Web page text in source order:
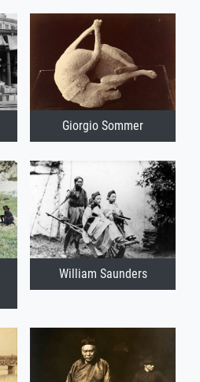
Giorgio Sommer
William Saunders